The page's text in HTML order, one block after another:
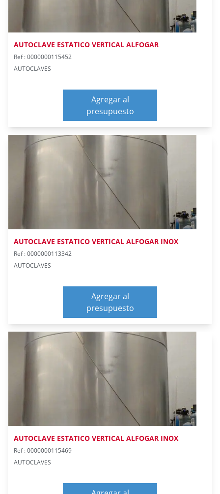
AUTOCLAVE ESTATICO VERTICAL ALFOGAR
Ref : 0000000115452
AUTOCLAVES
Agregar al
presupuesto
AUTOCLAVE ESTATICO VERTICAL ALFOGAR INOX
Ref : 0000000113342
AUTOCLAVES
Agregar al
presupuesto
AUTOCLAVE ESTATICO VERTICAL ALFOGAR INOX
Ref : 0000000115469
AUTOCLAVES